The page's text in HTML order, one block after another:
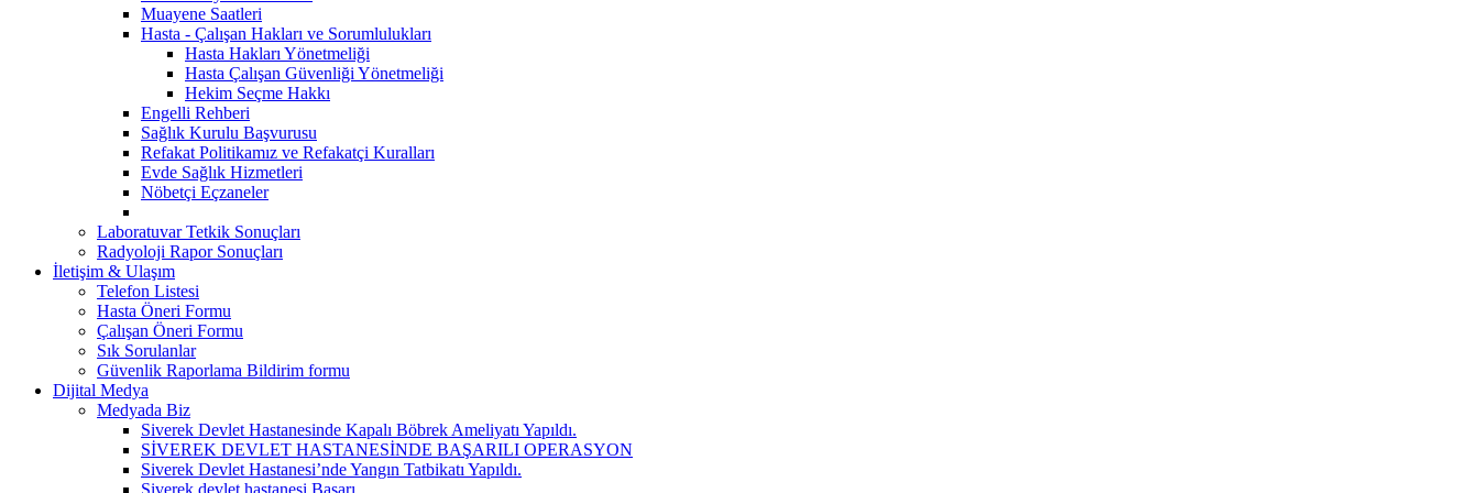
Muayene Saatleri
Hasta - Çalışan Hakları ve Sorumlulukları
Hasta Hakları Yönetmeliği
Hasta Çalışan Güvenliği Yönetmeliği
Hekim Seçme Hakkı
Engelli Rehberi
Sağlık Kurulu Başvurusu
Refakat Politikamız ve Refakatçi Kuralları
Evde Sağlık Hizmetleri
Nöbetçi Eçzaneler
Laboratuvar Tetkik Sonuçları
Radyoloji Rapor Sonuçları
İletişim & Ulaşım
Telefon Listesi
Hasta Öneri Formu
Çalışan Öneri Formu
Sık Sorulanlar
Güvenlik Raporlama Bildirim formu
Dijital Medya
Medyada Biz
Siverek Devlet Hastanesinde Kapalı Böbrek Ameliyatı Yapıldı.
SİVEREK DEVLET HASTANESİNDE BAŞARILI OPERASYON
Siverek Devlet Hastanesi’nde Yangın Tatbikatı Yapıldı.
Siverek devlet hastanesi Başarı